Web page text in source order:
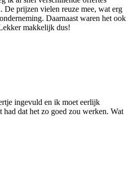
De prijzen vielen reuze mee, wat erg
Daarnaast waren het ook
makkelijk dus!
ingevuld en ik moet eerlijk
dat het zo goed zou werken. Wat